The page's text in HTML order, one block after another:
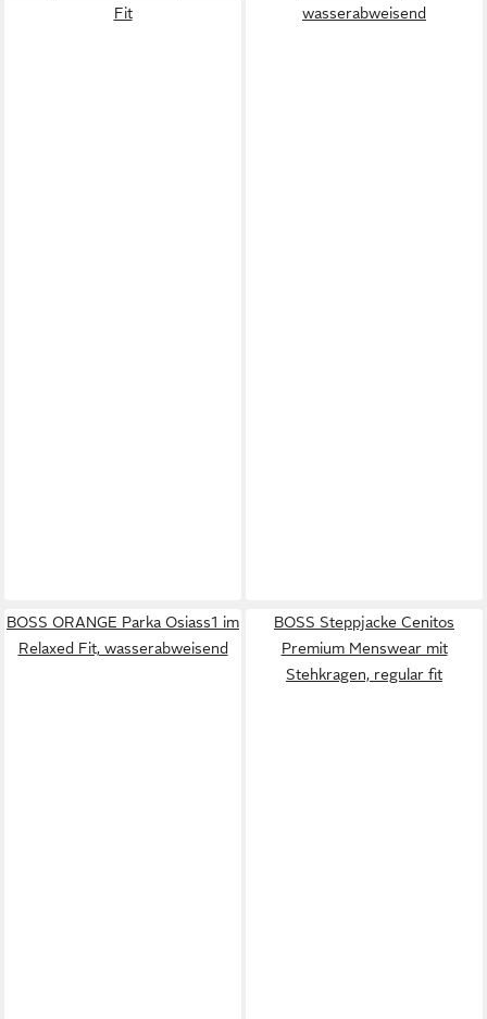
Fit
wasserabweisend
BOSS ORANGE Parka Osiass1 im
Relaxed Fit, wasserabweisend
BOSS Steppjacke Cenitos
Premium Menswear mit
Stehkragen, regular fit